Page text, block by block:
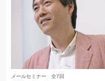
メールセミナー 全7回